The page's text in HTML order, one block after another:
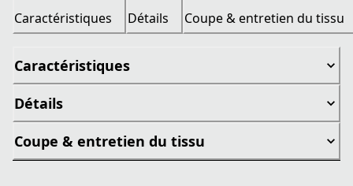
Caractéristiques Détails Coupe & entretien du tissu
Caractéristiques
Détails
Coupe & entretien du tissu